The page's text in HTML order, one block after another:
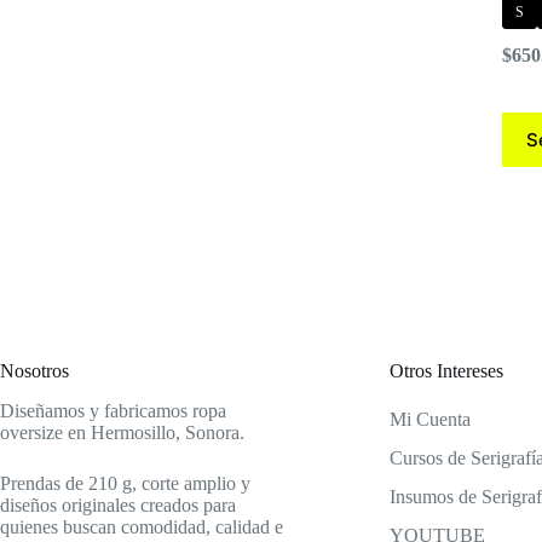
S
$
tiene
página
Nosotros
Diseñamos y fabricamos ropa
oversize en Hermosillo, Sonora.
Prendas de 210 g, corte amplio y
diseños originales creados para
quienes buscan comodidad, calidad e
Otros Intereses
Mi Cuenta
Cursos de Serigrafía
Insumos de
YOUTUBE